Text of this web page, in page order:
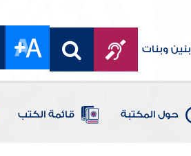
بنين وبنات
حول المكتبة قائمة الكتب